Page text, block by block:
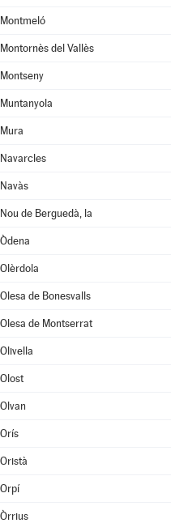
Montmeló
Montornès del Vallès
Montseny
Muntanyola
Mura
Navarcles
Navàs
Nou de Berguedà, la
Òdena
Olèrdola
Olesa de Bonesvalls
Olesa de Montserrat
Olivella
Olost
Olvan
Orís
Oristà
Orpí
Òrrius